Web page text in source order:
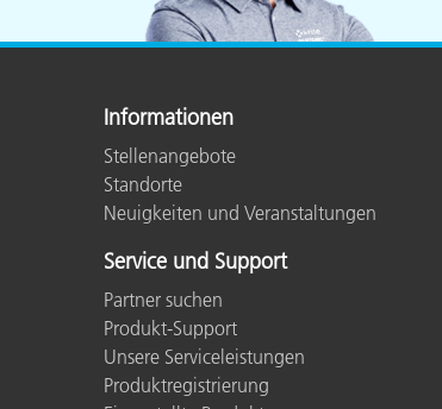
Informationen
Stellenangebote
Standorte
Neuigkeiten und Veranstaltungen
Service und Support
Partner suchen
Produkt-Support
Unsere Serviceleistungen
Produktregistrierung